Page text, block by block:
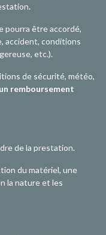
pourra être accordé,
accident, conditions
etc.).
de sécurité, météo,
remboursement
de la prestation.
du matériel, une
la nature et les